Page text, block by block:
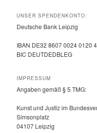
UNSER SPENDENKONTO:
Deutsche Bank Leipzig
IBAN DE32 8607 0024 0120
BIC DEUTDEDBLEG
IMPRESSUM
Angaben gemäß § 5 TMG:
Kunst und Justiz im
Simsonplatz
04107 Leipzig